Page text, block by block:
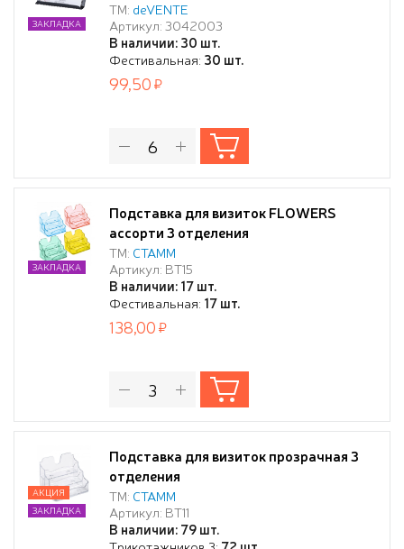
ТМ: deVENTE
Артикул: 3042003
В наличии: 30 шт.
Фестивальная: 30 шт.
ЗАКЛАДКА
99,50
Подставка для визиток FLOWERS
ассорти 3 отделения
ТМ: СТАММ
Артикул: ВТ15
В наличии: 17 шт.
Фестивальная: 17 шт.
ЗАКЛАДКА
138,00
Подставка для визиток прозрачная 3
отделения
ТМ: СТАММ
Артикул: ВТ11
В наличии: 79 шт.
АКЦИЯ
ЗАКЛАДКА